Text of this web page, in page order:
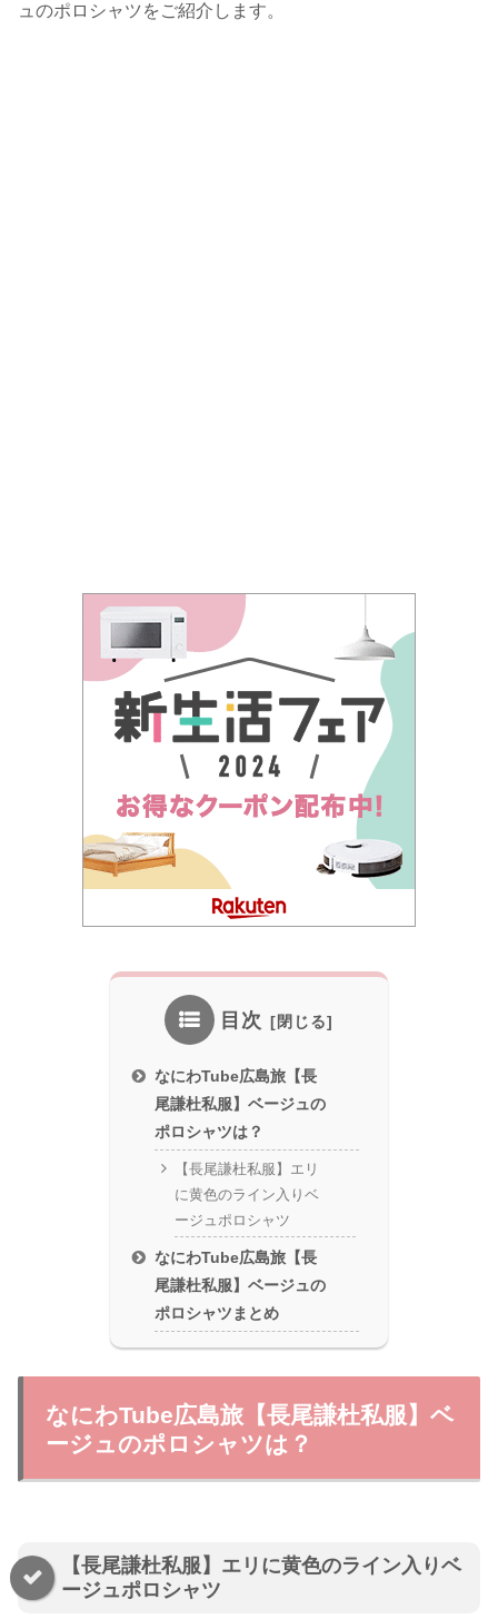
ュのポロシャツをご紹介します。
目次
なにわTube広島旅【長
尾謙杜私服】ベージュの
ポロシャツは？
【長尾謙杜私服】エリ
に黄色のライン入りベ
ージュポロシャツ
なにわTube広島旅【長
尾謙杜私服】ベージュの
ポロシャツまとめ
なにわTube広島旅【長尾謙杜私服】ベ
ージュのポロシャツは？
【長尾謙杜私服】エリに黄色のライン入りベ
ージュポロシャツ